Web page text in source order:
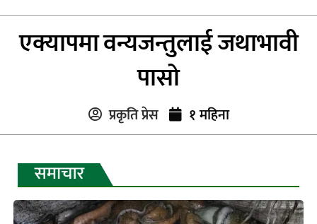
एक्यापमा वन्यजन्तुलाई जथाभावी
पासो
प्रकृति प्रेस १ महिना